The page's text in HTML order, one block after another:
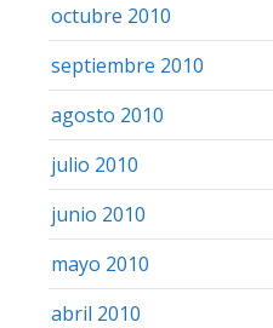
octubre 2010
septiembre 2010
agosto 2010
julio 2010
junio 2010
mayo 2010
abril 2010